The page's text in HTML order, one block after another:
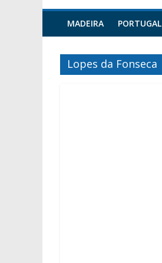
MADEIRA PORTUGAL
Lopes da Fonseca